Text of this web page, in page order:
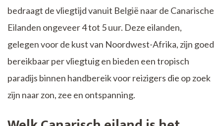
bedraagt de vliegtijd vanuit België naar de Canarische
Eilanden ongeveer 4 tot 5 uur. Deze eilanden,
gelegen voor de kust van Noordwest-Afrika, zijn goed
bereikbaar per vliegtuig en bieden een tropisch
paradijs binnen handbereik voor reizigers die op zoek
zijn naar zon, zee en ontspanning.